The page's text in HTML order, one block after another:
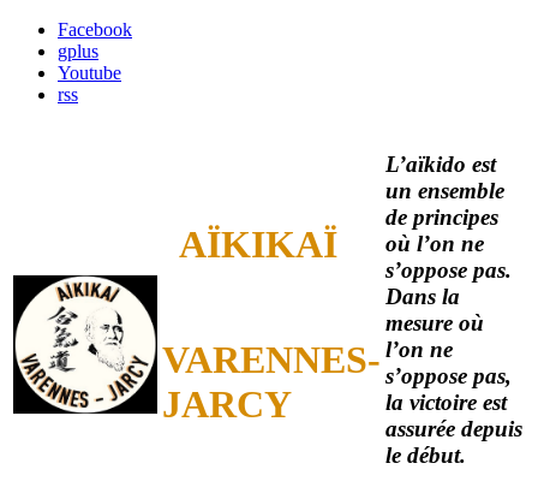
Facebook
gplus
Youtube
rss
AÏKIKAÏ
VARENNES-
JARCY
L’aïkido est
un ensemble
de principes
où l’on ne
s’oppose pas.
Dans la
mesure où
l’on ne
s’oppose pas,
la victoire est
assurée depuis
le début.